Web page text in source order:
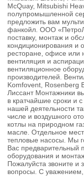
McQuay, Mitsubishi
полупромышленной
предложить вам
фанкойл. ООО
поставку, монтаж и
кондиционирования и
ресторане, офисе или
вентиляция и
вентиляционное
производителей.
Komfovent, Rosenberg
Лиссант Монтажники
в кратчайшие сроки и
нашей деятельности
числе и воздушного
котлы на природном
масле. Отдельное
тепловые насосы. Мы
Вас предварительный
оборудования и
Пожалуйста звоните
вопросы. С